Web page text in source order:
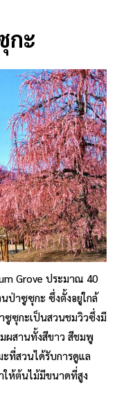
กะ
Grove ประมาณ 40
ป่าซูซุกะ ซึ่งตั้งอยู่ใกล้
ซุกะเป็นสวนชมวิวซึ่งมี
ผสานทั้งสีขาว สีชมพู
ะที่สวนได้รับการดูแล
ให้ต้นไม้มีขนาดที่สูง